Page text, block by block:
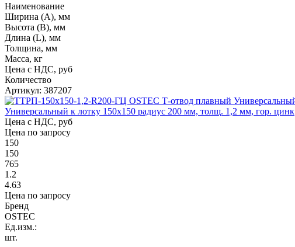
Наименование
Ширина (А), мм
Высота (В), мм
Длина (L), мм
Толщина, мм
Масса, кг
Цена с НДС, руб
Количество
Артикул: 387207
Универсальный к лотку 150х150 радиус 200 мм, толщ. 1,2 мм, гор. цинк
Цена с НДС, руб
Цена по запросу
150
150
765
1.2
4.63
Цена по запросу
Бренд
OSTEC
Ед.изм.:
шт.